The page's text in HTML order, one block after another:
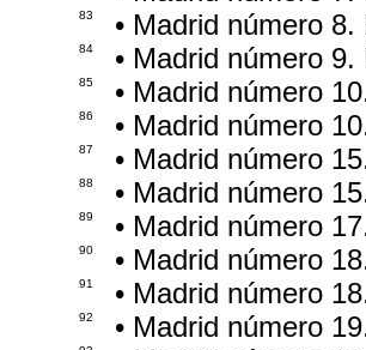
83 • Madrid número
84 • Madrid número
85 • Madrid número
86 • Madrid número
87 • Madrid número
88 • Madrid número
89 • Madrid número
90 • Madrid número
91 • Madrid número
92 • Madrid número